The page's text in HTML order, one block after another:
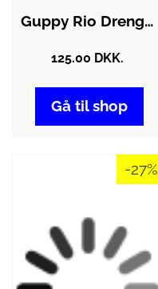
Guppy Rio Drenge Sweatshirt - Black -…
125.00 DKK.
Gå til shop
-27%